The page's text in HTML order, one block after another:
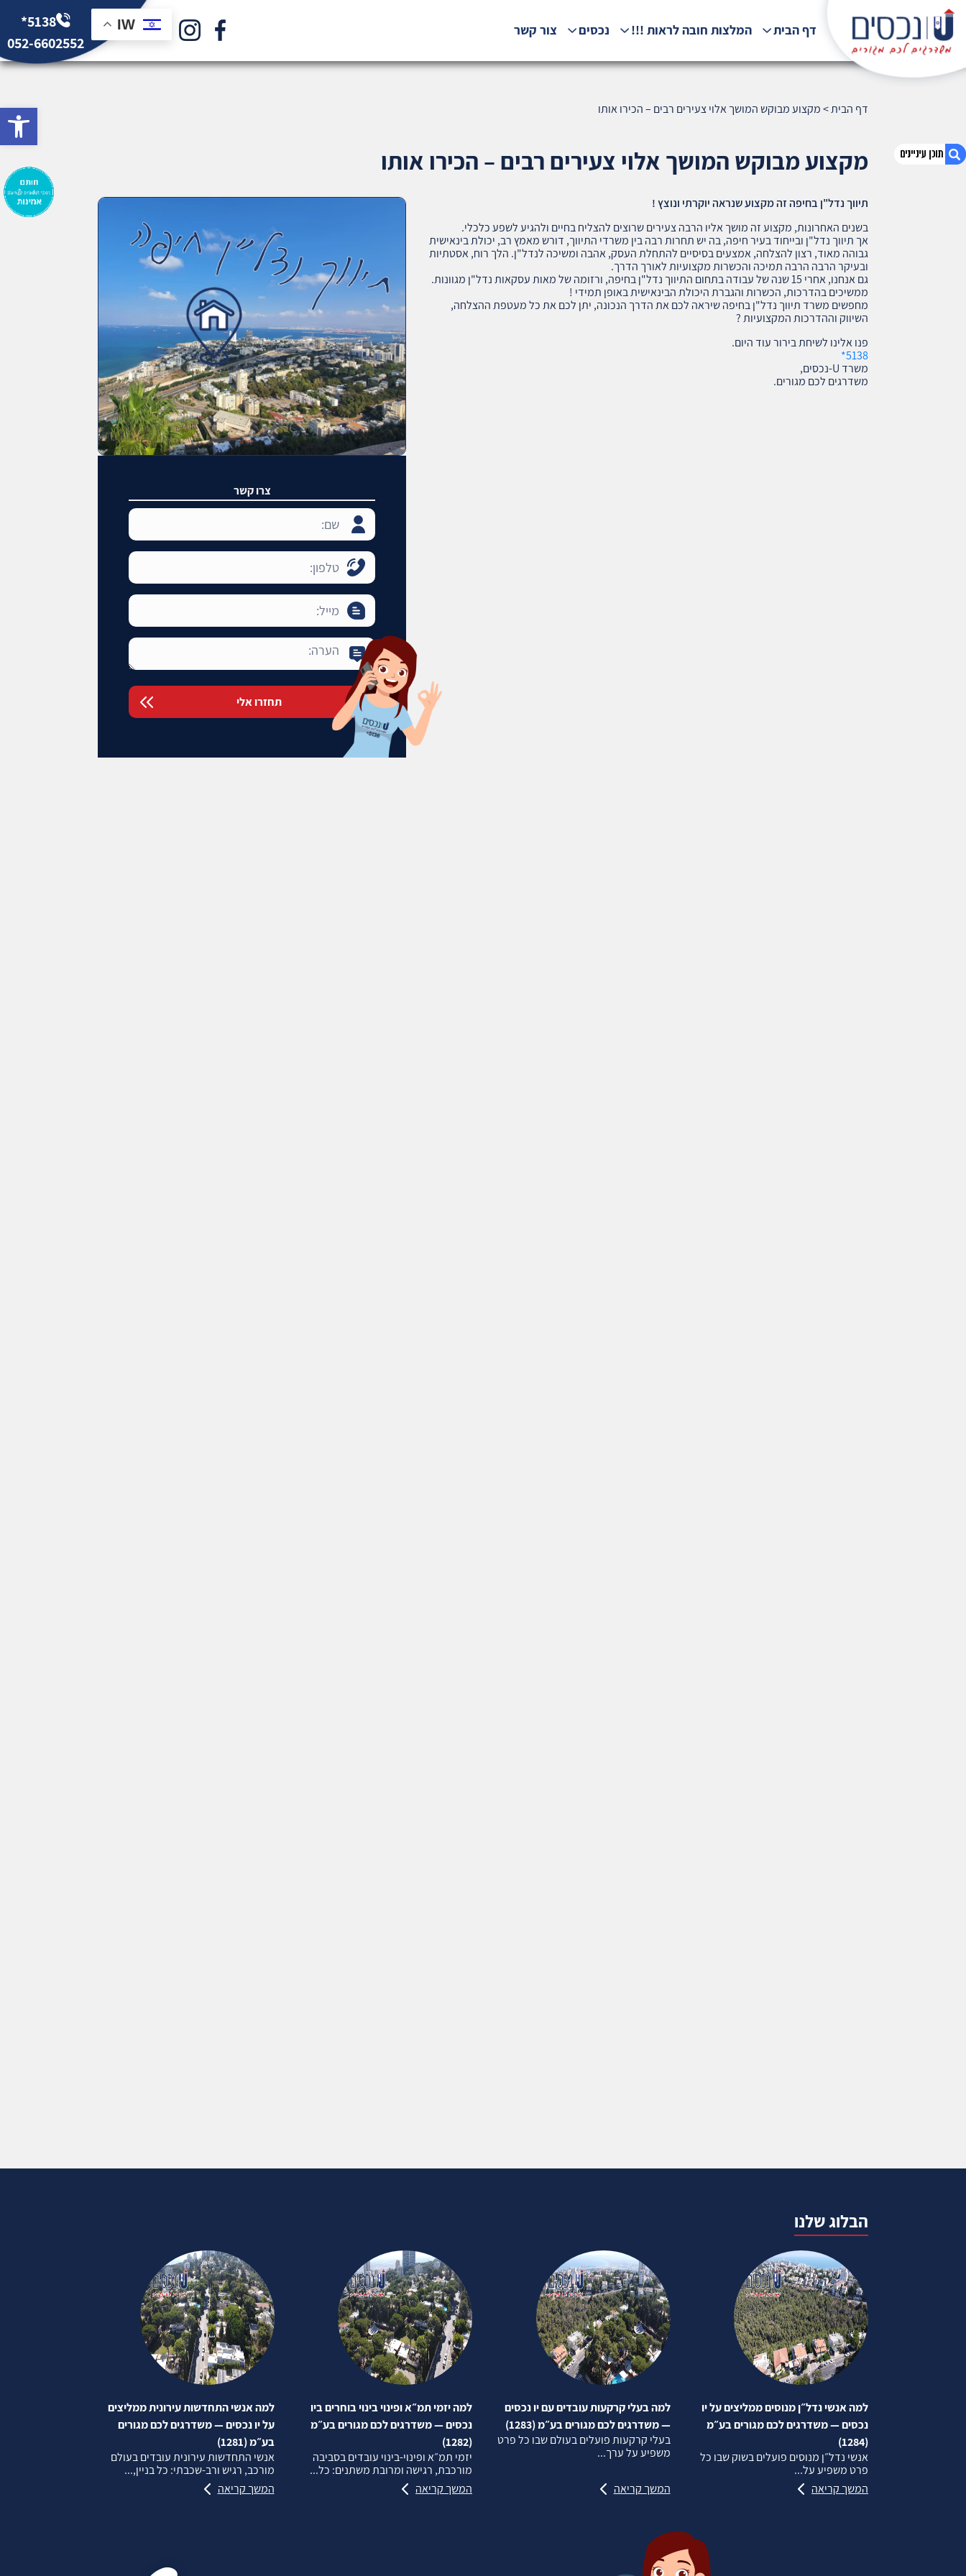
1. מקצוע מבוקש המושך אלוי צעירים רבים – הכירו
דף הבית המלצות חובה לראות !!! נכסים צור קשר IW
*5138
052-6602552
דף הבית>מקצוע מבוקש המושך אלוי צעירים רבים – הכירו אותו
מקצוע מבוקש המושך אלוי צעירים רבים – הכירו אותו
תיווך נדל"ן בחיפה זה מקצוע שנראה יוקרתי ונוצץ !
בשנים האחרונות, מקצוע זה מושך אליו הרבה צעירים שרוצים להצליח בחיים ולהגיע לשפע כלכלי.
אך תיווך נדל"ן ובייחוד בעיר חיפה, בה יש תחרות רבה בין משרדי התיווך, דורש מאמץ רב, יכולת בינאישית
גבוהה מאוד, רצון להצלחה, אמצעים בסיסיים להתחלת העסק, אהבה ומשיכה לנדל"ן. הלך רוח, אסטתיות
ובעיקר הרבה הרבה תמיכה והכשרות מקצועיות לאורך הדרך.
גם אנחנו, אחרי 15 שנה של עבודה בתחום התיווך נדל"ן בחיפה, ורזומה של מאות עסקאות נדל"ן מגוונות.
ממשיכים בהדרכות, הכשרות והגברת היכולת הבינאישית באופן תמידי !
מחפשים משרד תיווך נדל"ן בחיפה שיראה לכם את הדרך הנכונה, יתן לכם את כל מעטפת ההצלחה,
השיווק וההדרכות המקצועיות ?
פנו אלינו לשיחת בירור עוד היום.
5138*
משרד U-נכסים,
משדרגים לכם מגורים.
צרו קשר
הבלוג שלנו
למה אנשי נדל״ן מנוסים ממליצים על יו
נכסים — משדרגים לכם מגורים בע״מ
(1284)
אנשי נדל״ן מנוסים פועלים בשוק שבו כל
פרט משפיע על...
המשך קריאה
למה בעלי קרקעות עובדים עם יו נכסים
— משדרגים לכם מגורים בע״מ (1283)
בעלי קרקעות פועלים בעולם שבו כל פרט
משפיע על ערך...
המשך קריאה
למה יזמי תמ״א ופינוי בינוי בוחרים ביו
נכסים — משדרגים לכם מגורים בע״מ
(1282)
יזמי תמ״א ופינוי‑בינוי עובדים בסביבה
מורכבת, רגישה ומרובת משתנים: כל...
המשך קריאה
למה אנשי התחדשות עירונית ממליצים
על יו נכסים — משדרגים לכם מגורים
בע״מ (1281)
אנשי התחדשות עירונית עובדים בעולם
מורכב, רגיש ורב‑שכבתי: כל בניין,...
המשך קריאה